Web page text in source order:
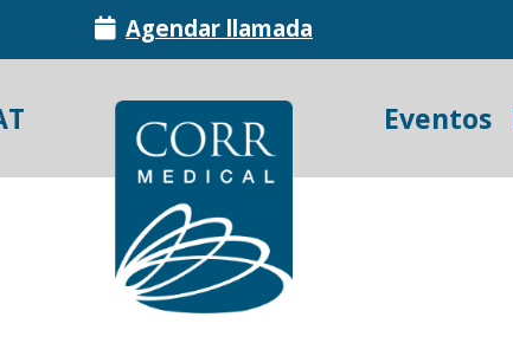
Agendar llamada
Eventos